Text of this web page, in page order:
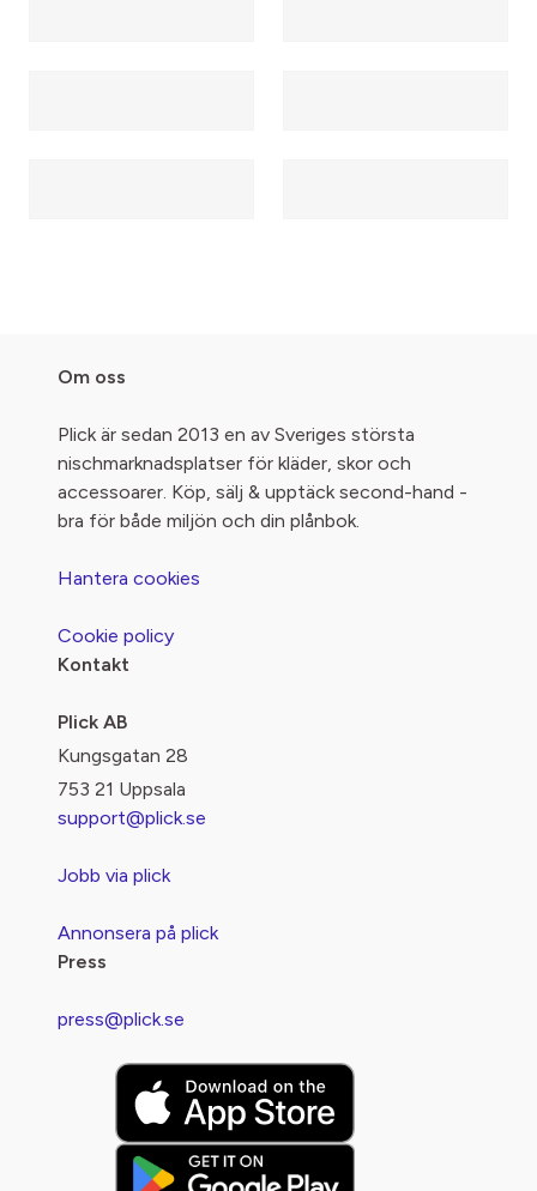
Om oss
Plick är sedan 2013 en av Sveriges största
nischmarknadsplatser för kläder, skor och
accessoarer. Köp, sälj & upptäck second-hand -
bra för både miljön och din plånbok.
Hantera cookies
Cookie policy
Kontakt
Plick AB
Kungsgatan 28
753 21 Uppsala
support@plick.se
Jobb via plick
Annonsera på plick
Press
press@plick.se